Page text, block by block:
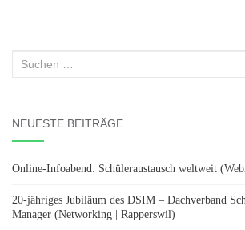
Suchen
NEUESTE BEITRÄGE
Online-Infoabend: Schüleraustausch weltweit
20-jähriges Jubiläum des DSIM – Dachverband
Manager (Networking | Rapperswil)